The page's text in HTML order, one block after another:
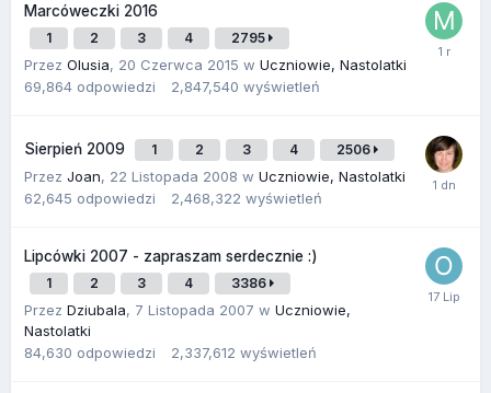
Marcóweczki 2016
1 2 3 4 2795
Przez Olusia, 20 Czerwca 2015 w Uczniowie, Nastolatki
69,864 odpowiedzi 2,847,540 wyświetleń
Sierpień 2009 1 2 3 4 2506
Przez Joan, 22 Listopada 2008 w Uczniowie, Nastolatki
62,645 odpowiedzi 2,468,322 wyświetleń
Lipcówki 2007 - zapraszam serdecznie :)
1 2 3 4 3386
Przez Dziubala, 7 Listopada 2007 w Uczniowie,
Nastolatki
84,630 odpowiedzi 2,337,612 wyświetleń